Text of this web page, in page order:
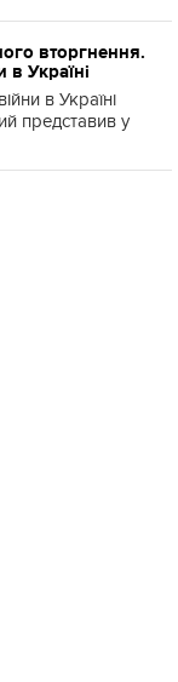
вторгнення.
в Україні
в Україні
представив у